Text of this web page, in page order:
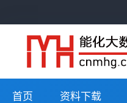
首页 资料下载